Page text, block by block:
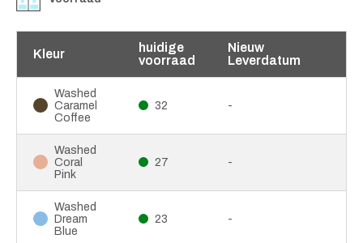
Kleur
huidige
voorraad
Nieuw
Leverdatum
Washed
Caramel
Coffee
32 -
Washed
Coral
Pink
27 -
Washed
Dream
Blue
23 -